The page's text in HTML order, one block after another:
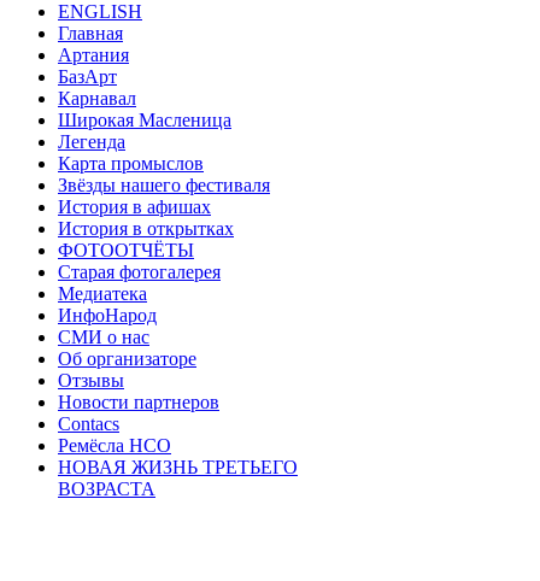
ENGLISH
Главная
Артания
БазАрт
Карнавал
Широкая Масленица
Легенда
Карта промыслов
Звёзды нашего фестиваля
История в афишах
История в открытках
ФОТООТЧЁТЫ
Старая фотогалерея
Медиатека
ИнфоНарод
СМИ о нас
Об организаторе
Отзывы
Новости партнеров
Contacs
Ремёсла НСО
НОВАЯ ЖИЗНЬ ТРЕТЬЕГО
ВОЗРАСТА